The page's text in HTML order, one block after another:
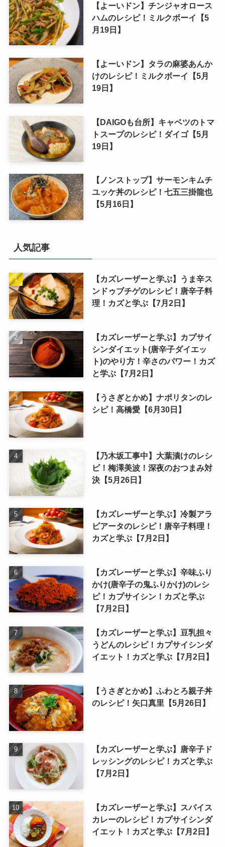
【よーいドン】チンジャオロース
ハムのレシピ！ミルクボーイ【5
月19日】
【よーいドン】タラの麻婆あんか
けのレシピ！ミルクボーイ【5月
19日】
【DAIGOも台所】キャベツのトマ
トスープのレシピ！ダイゴ【5月
19日】
【ノンストップ】サーモンキムチ
ユッケ丼のレシピ！七五三掛龍也
【5月16日】
人気記事
【カズレーザーと学ぶ】うま辛ス
ンドゥブチゲのレシピ！唐辛子料
理！カズと学ぶ【7月2日】
【カズレーザーと学ぶ】カプサイ
シンダイエット(唐辛子ダイエッ
ト)のやり方！辛さのパワー！カズ
と学ぶ【7月2日】
【うさぎとかめ】ナポリタンのレ
シピ！高橋愛【6月30日】
【乃木坂工事中】大葉漬けのレシ
ピ！梅澤美波！深夜のおつまみ対
決【5月26日】
【カズレーザーと学ぶ】冷製アラ
ビアータのレシピ！唐辛子料理！
カズと学ぶ【7月2日】
【カズレーザーと学ぶ】辛味ふり
かけ(唐辛子の鬼ふりかけ)のレシ
ピ！カプサイシン！カズと学ぶ
【7月2日】
【カズレーザーと学ぶ】豆乳担々
うどんのレシピ！カプサイシンダ
イエット！カズと学ぶ【7月2日】
【うさぎとかめ】ふわとろ親子丼
のレシピ！矢口真里【5月26日】
【カズレーザーと学ぶ】唐辛子ド
レッシングのレシピ！カズと学ぶ
【7月2日】
【カズレーザーと学ぶ】スパイス
カレーのレシピ！カプサイシンダ
イエット！カズと学ぶ【7月2日】